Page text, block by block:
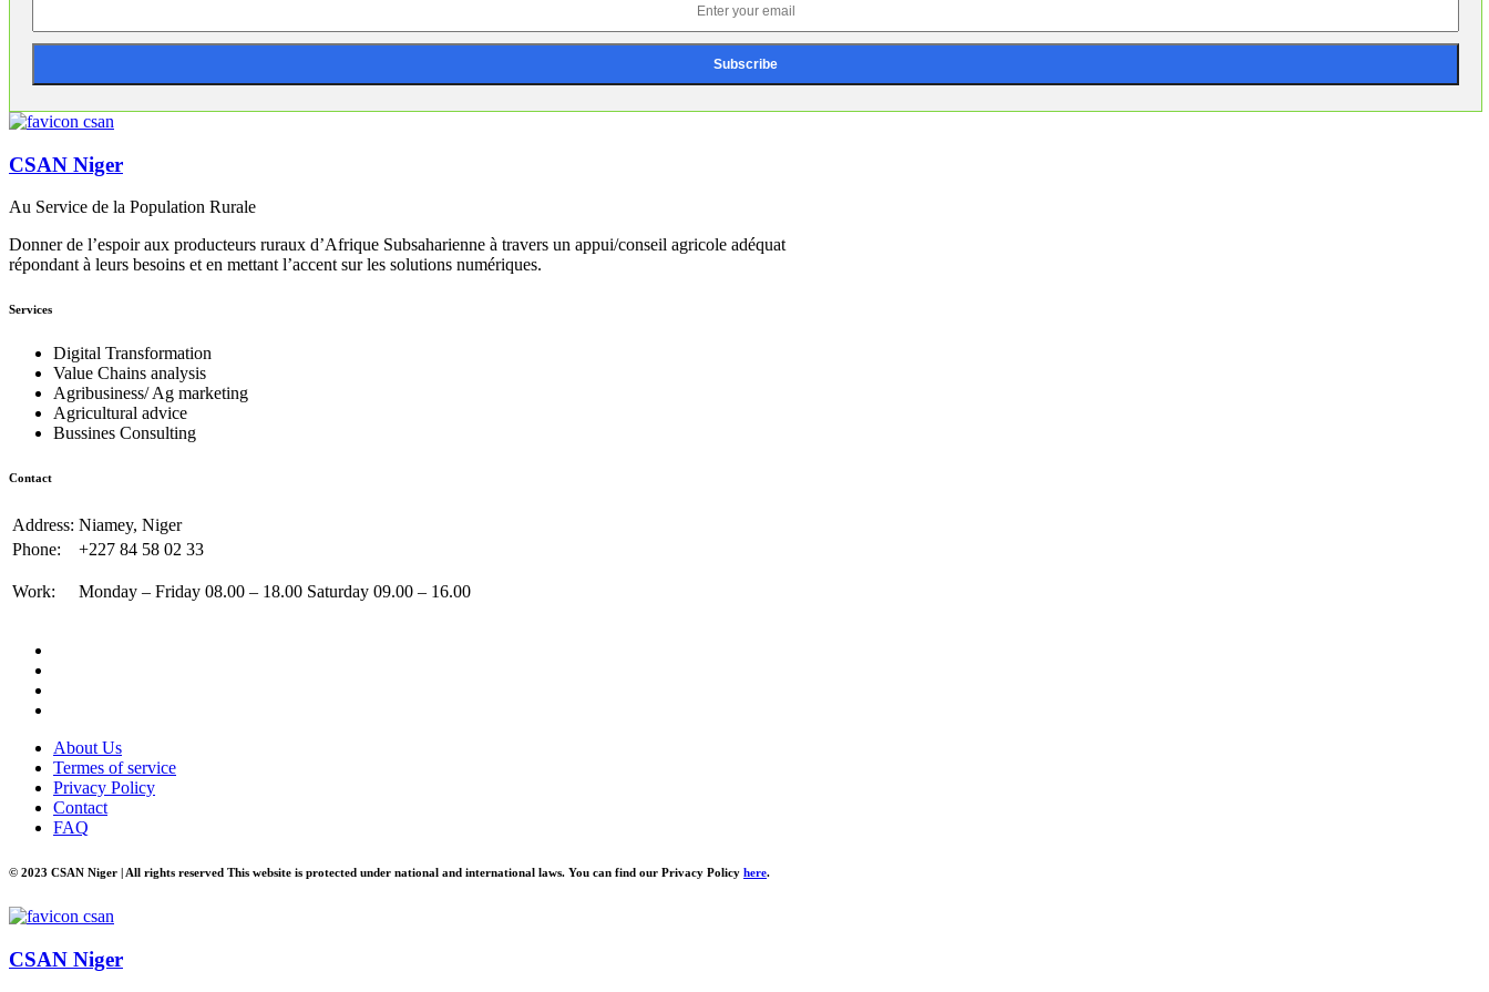
CSAN Niger
Au Service de la Population Rurale
Donner de l’espoir aux producteurs ruraux d’Afrique Subsaharienne à travers un appui/conseil agricole adéquat
répondant à leurs besoins et en mettant l’accent sur les solutions numériques.
Services
Digital Transformation
Value Chains analysis
Agribusiness/ Ag marketing
Agricultural advice
Bussines Consulting
Contact
Address: Niamey, Niger
Phone:
+227 84 58 02 33
Work: Monday – Friday 08.00 – 18.00 Saturday 09.00 – 16.00
About Us
Termes of service
Privacy Policy
Contact
FAQ
© 2023 CSAN Niger | All rights reserved This website is protected under national and international laws. You can find our Privacy Policy here.
CSAN Niger